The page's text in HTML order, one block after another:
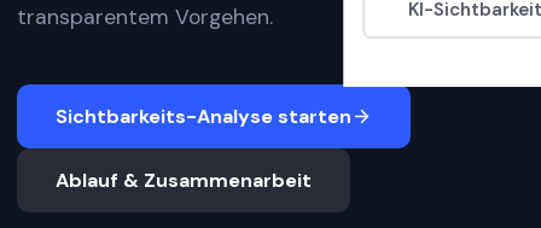
KI-
transparentem Vorgehen.
Sichtbarkeits-Analyse starten
Ablauf & Zusammenarbeit